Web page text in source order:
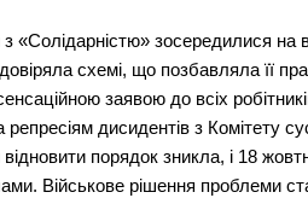
з «Солідарністю» зосередилися
схемі, що позбавляла її
заявою до всіх
репресіям дисидентів з Комітету
відновити порядок зникла, і 18
Військове рішення проблеми